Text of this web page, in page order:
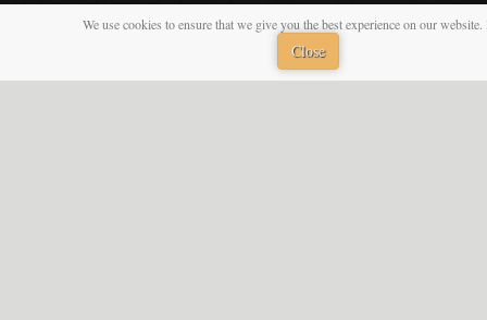
We use cookies to ensure that we give you the best experience on our
Close